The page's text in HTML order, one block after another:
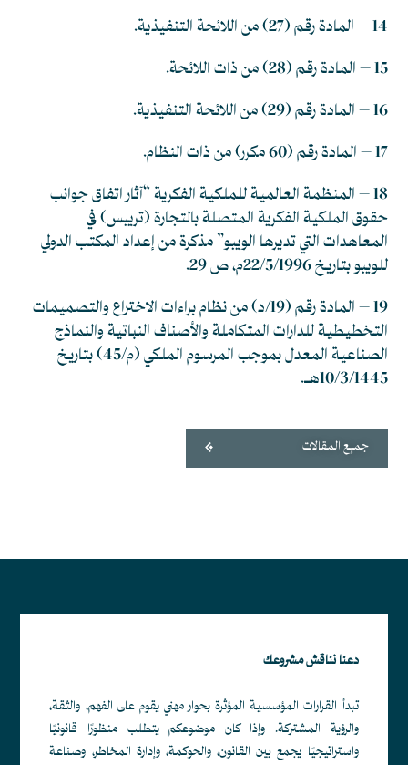
14 – المادة رقم (27) من اللائحة التنفيذية.
15 – المادة رقم (28) من ذات اللائحة.
16 – المادة رقم (29) من اللائحة التنفيذية.
17 – المادة رقم (60 مكرر) من ذات النظام.
18 – المنظمة العالمية للملكية الفكرية “آثار اتفاق جوانب
حقوق الملكية الفكرية المتصلة بالتجارة (تريبس) في
المعاهدات التي تديرها الويبو” مذكرة من إعداد المكتب الدولي
للويبو بتاريخ 22/5/1996م، ص 29.
19 – المادة رقم (19/د) من نظام براءات الاختراع والتصميمات
التخطيطية للدارات المتكاملة والأصناف النباتية والنماذج
الصناعية المعدل بموجب المرسوم الملكي (م/45) بتاريخ
10/3/1445هـ.
جميع المقالات
دعنا نناقش مشروعك
تبدأ القرارات المؤسسية المؤثرة بحوار مهني يقوم على الفهم، والثقة،
والرؤية المشتركة. وإذا كان موضوعكم يتطلب منظورًا قانونيًا
واستراتيجيًا يجمع بين القانون، والحوكمة، وإدارة المخاطر، وصناعة